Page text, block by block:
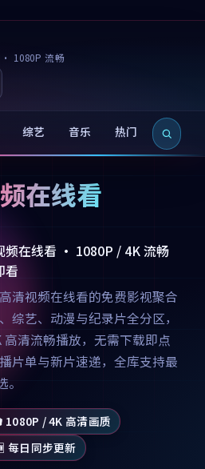
1080P 流畅
综艺 音乐 热门 新片
在线看
在线看 · 1080P / 4K 流畅
看
清视频在线看的免费影视聚合
综艺、动漫与纪录片全分区，
清流畅播放，无需下载即点
片单与新片速递，全库支持最
1080P / 4K 高清画质
每日同步更新